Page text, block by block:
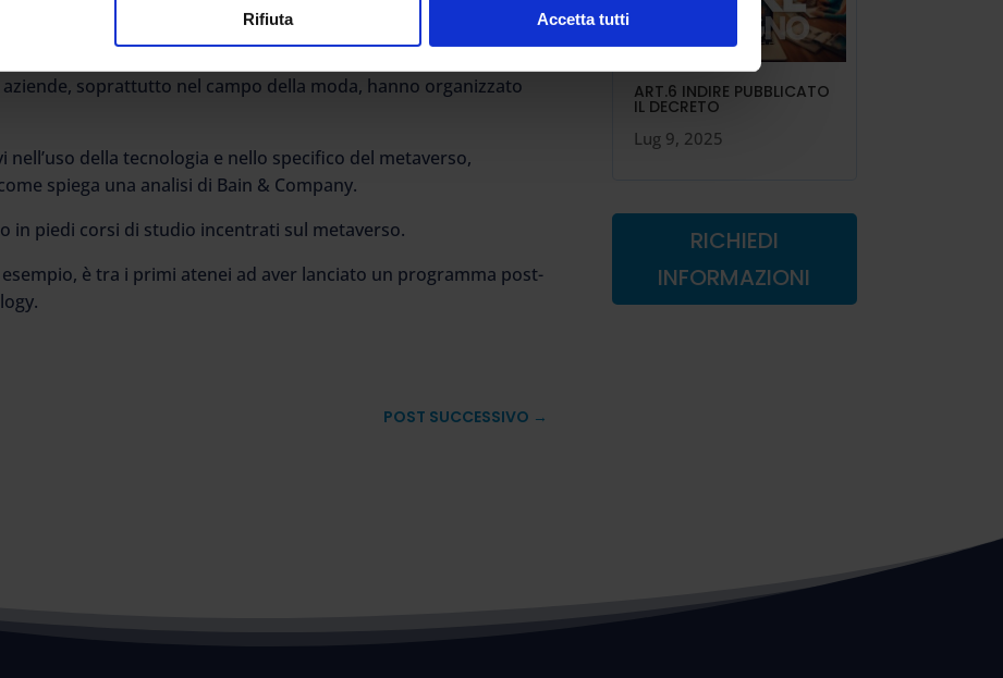
Rifiuta Accetta tutti
in modalità e-learning, che ha lanciato l’assistente sul
soprattutto nel campo della moda, hanno organizzato
della tecnologia e nello specifico del metaverso,
spiega una analisi di Bain & Company.
in piedi corsi di studio incentrati sul metaverso.
è tra i primi atenei ad aver lanciato un programma post-
POST SUCCESSIVO →
ART.6 INDIRE PUBBLICATO
IL DECRETO
Lug 9, 2025
RICHIEDI
INFORMAZIONI